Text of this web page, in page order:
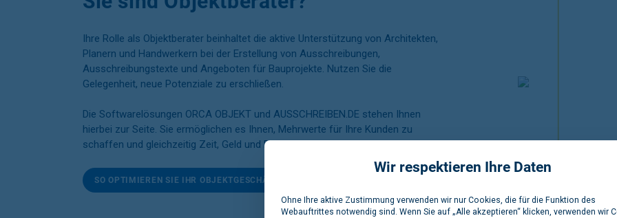
Ihre Rolle als Objektberater beinhaltet die aktive Unterstützung von Architekten,
Planern und Handwerkern bei der Erstellung von Ausschreibungen,
Ausschreibungstexte und Angeboten für Bauprojekte. Nutzen Sie die
Gelegenheit, neue Potenziale zu erschließen.
Die Softwarelösungen ORCA OBJEKT und AUSSCHREIBEN.DE stehen Ihnen
hierbei zur Seite. Sie ermöglichen es Ihnen, Mehrwerte für Ihre Kunden zu
schaffen und gleichzeitig Zeit, Geld und Ressourcen zu sparen.
SO OPTIMIEREN SIE IHR OBJEKTGESCHÄFT
Wir respektieren Ihre Daten
Ohne Ihre aktive Zustimmung verwenden wir nur Cookies, die für die Funktion des
Webauftrittes notwendig sind. Wenn Sie auf „Alle akzeptieren“ klicken, verwenden wir